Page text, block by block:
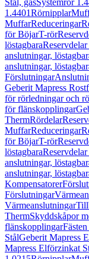
Stål, gasSystemrör
1.4401Rörnipplar
MuffarReduceringar
för BöjarT-rör
löstagbara
anslutningar,
anslutningar,
Förslutningar
Geberit Mapress
för rörledningar och
för flänskopplingar
ThermRördelar
MuffarReduceringar
för BöjarT-rör
löstagbara
anslutningar,
anslutningar,
Kompensatorer
Förslutningar
Värmeanslutningar
ThermSkyddskåpor
flänskopplingar
StålGeberit Mapress
Mapress Elförzinkat